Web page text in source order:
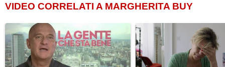
VIDEO CORRELATI A MARGHERITA BUY